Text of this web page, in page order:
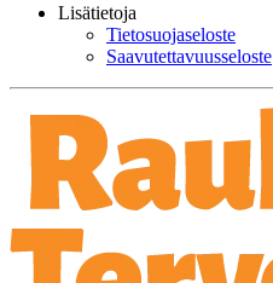
Lisätietoja
Tietosuojaseloste
Saavutettavuusseloste